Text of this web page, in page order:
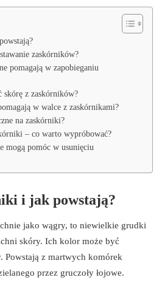
zaskórników?
pomagają w zapobieganiu
skórę z zaskórników?
w walce z zaskórnikami?
na zaskórniki?
– co warto wypróbować?
mogą pomóc w usunięciu
i jak powstają?
jako wągry, to niewielkie grudki
skóry. Ich kolor może być
Powstają z martwych komórek
przez gruczoły łojowe.